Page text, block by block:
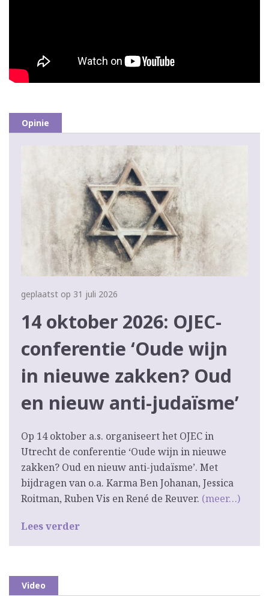
Opinie
geplaatst op 31 juli 2026
14 oktober 2026: OJEC-
conferentie ‘Oude wijn
in nieuwe zakken? Oud
en nieuw anti-judaïsme’
Op 14 oktober a.s. organiseert het OJEC in
Utrecht de conferentie ‘Oude wijn in nieuwe
zakken? Oud en nieuw anti-judaïsme’. Met
bijdragen van o.a. Karma Ben Johanan, Jessica
Roitman, Ruben Vis en René de Reuver. (meer…)
Lees verder
Video